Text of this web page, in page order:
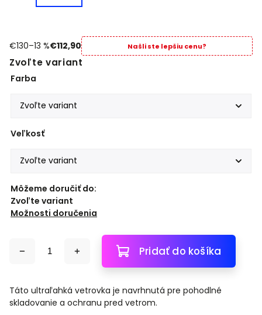
€130–13 %€112,90 Našli ste lepšiu cenu?
Zvoľte variant
Farba
Veľkosť
Môžeme doručiť do:
Zvoľte variant
Možnosti doručenia
Pridať do košíka
Táto ultraľahká vetrovka je navrhnutá pre pohodlné
skladovanie a ochranu pred vetrom.